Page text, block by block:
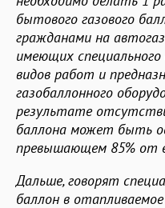
бытового газового
гражданами на
имеющих
видов работ и
газобаллонного
результате
баллона может быть
превышающем 85% от
Дальше, говорят
баллон в